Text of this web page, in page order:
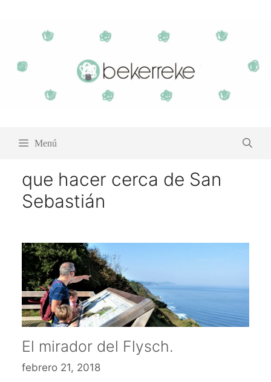
contenido
Menú
que hacer cerca de San
Sebastián
El mirador del Flysch.
febrero 21, 2018